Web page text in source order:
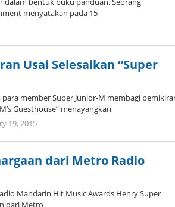
menyatakan pada 15
Usai Selesaikan “Super
para member Super Junior-M membagi
Guesthouse” menayangkan
19, 2015by
dari Metro Radio
Mandarin Hit Music Awards Henry Super
dari Metro